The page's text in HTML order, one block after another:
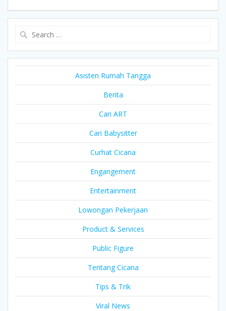
Asisten Rumah Tangga
Berita
Cari ART
Cari Babysitter
Curhat Cicana
Engangement
Entertainment
Lowongan Pekerjaan
Product & Services
Public Figure
Tentang Cicana
Tips & Trik
Viral News